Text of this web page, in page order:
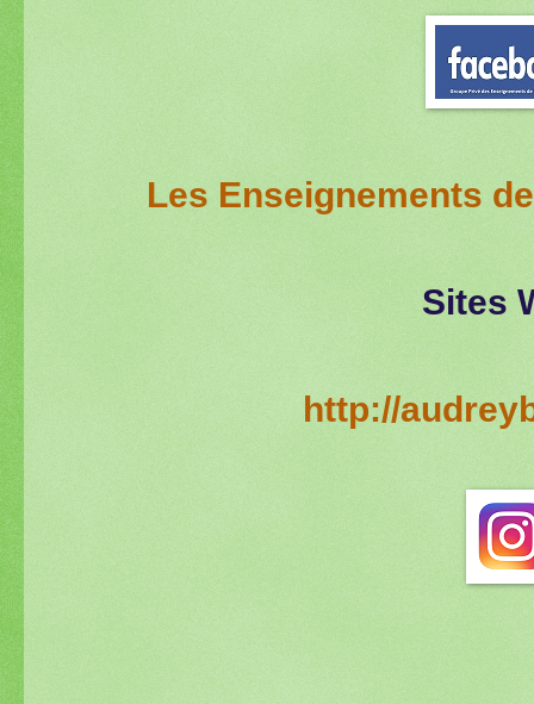
Les Enseignements
Sites
http://